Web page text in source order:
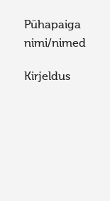
Pühapaiga
nimi/nimed
Kirjeldus